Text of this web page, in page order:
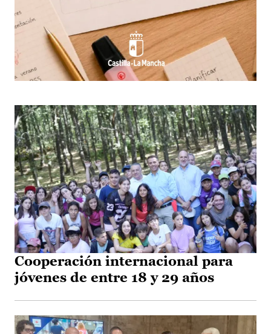
Cooperación internacional para
jóvenes de entre 18 y 29 años